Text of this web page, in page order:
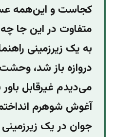
کجاست و این‌همه
متفاوت در این ‌جا
به یک زیرزمینی
دروازه باز شد،
می‌دیدم غیرقابل
جوان در یک